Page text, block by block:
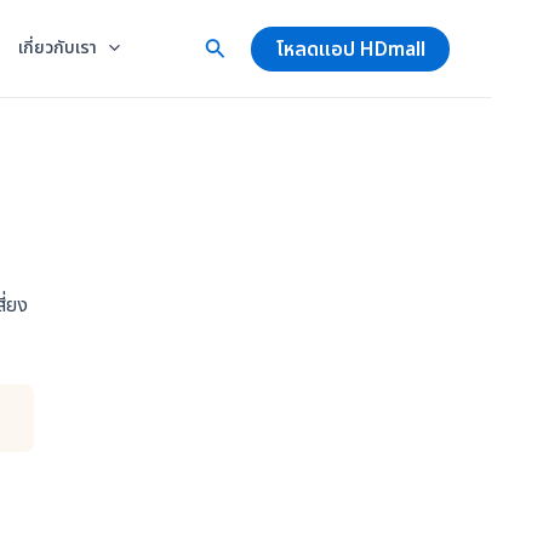
เกี่ยวกับเรา โหลดแอป HDmall
ยง